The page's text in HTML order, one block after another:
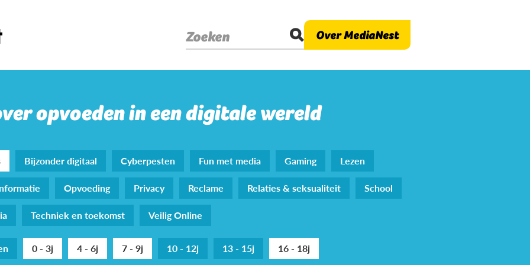
Zoeken Over MediaNest
opvoeden in een digitale wereld
Bijzonder digitaal Cyberpesten Fun met media Gaming
Lezen
Opvoeding Privacy Reclame Relaties & seksualiteit
School
Techniek en toekomst Veilig Online
0 - 3j 4 - 6j 7 - 9j 10 - 12j 13 - 15j 16 - 18j